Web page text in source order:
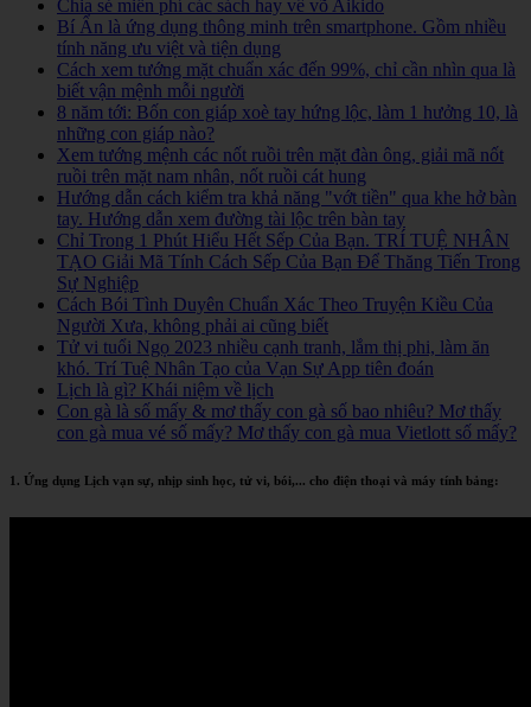
Chia sẻ miễn phí các sách hay về võ Aikido
Bí Ẩn là ứng dụng thông minh trên smartphone. Gồm nhiều
tính năng ưu việt và tiện dụng
Cách xem tướng mặt chuẩn xác đến 99%, chỉ cần nhìn qua là
biết vận mệnh mỗi người
8 năm tới: Bốn con giáp xoè tay hứng lộc, làm 1 hưởng 10, là
những con giáp nào?
Xem tướng mệnh các nốt ruồi trên mặt đàn ông, giải mã nốt
ruồi trên mặt nam nhân, nốt ruồi cát hung
Hướng dẫn cách kiểm tra khả năng "vớt tiền" qua khe hở bàn
tay. Hướng dẫn xem đường tài lộc trên bàn tay
Chỉ Trong 1 Phút Hiểu Hết Sếp Của Bạn. TRÍ TUỆ NHÂN
TẠO Giải Mã Tính Cách Sếp Của Bạn Để Thăng Tiến Trong
Sự Nghiệp
Cách Bói Tình Duyên Chuẩn Xác Theo Truyện Kiều Của
Người Xưa, không phải ai cũng biết
Tử vi tuổi Ngọ 2023 nhiều cạnh tranh, lắm thị phi, làm ăn
khó. Trí Tuệ Nhân Tạo của Vạn Sự App tiên đoán
Lịch là gì? Khái niệm về lịch
Con gà là số mấy & mơ thấy con gà số bao nhiêu? Mơ thấy
con gà mua vé số mấy? Mơ thấy con gà mua Vietlott số mấy?
1. Ứng dụng Lịch vạn sự, nhịp sinh học, tử vi, bói,... cho điện thoại và máy tính bảng: